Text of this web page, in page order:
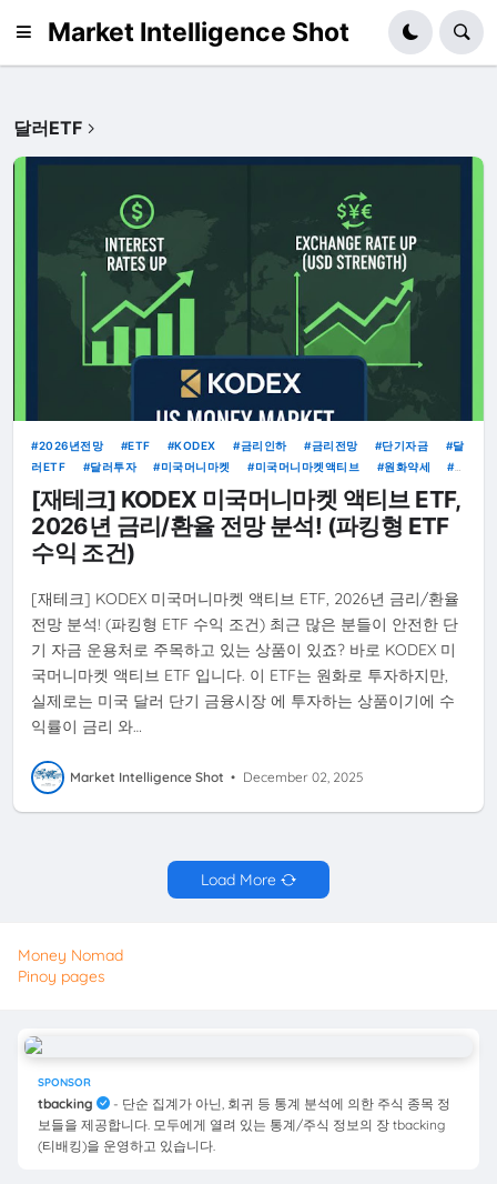
Market Intelligence Shot
달러ETF
2026년전망 ETF KODEX 금리인하 금리전망 단기자금
달
러ETF
달러투자 미국머니마켓 미국머니마켓액티브
원화약세
월배당ETF
​재테크 환율전망
[재테크] KODEX 미국머니마켓 액티브 ETF,
2026년 금리/환율 전망 분석! (파킹형 ETF
수익 조건)
[재테크] KODEX 미국머니마켓 액티브 ETF, 2026년 금리/환율
전망 분석! (파킹형 ETF 수익 조건) 최근 많은 분들이 안전한 단
기 자금 운용처로 주목하고 있는 상품이 있죠? 바로 KODEX 미
국머니마켓 액티브 ETF 입니다. 이 ETF는 원화로 투자하지만,
실제로는 미국 달러 단기 금융시장 에 투자하는 상품이기에 수
익률이 금리 와…
Market Intelligence Shot • December 02, 2025
Load More
Money Nomad
Pinoy pages
SPONSOR
tbacking
- 단순 집계가 아닌, 회귀 등 통계 분석에 의한 주식 종목 정
보들을 제공합니다. 모두에게 열려 있는 통계/주식 정보의 장 tbacking
(티배킹)을 운영하고 있습니다.